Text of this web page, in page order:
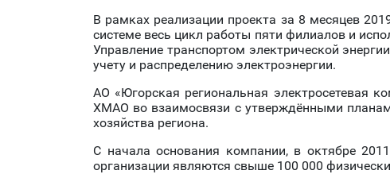
В рамках реализации проекта за 8 месяцев
системе весь цикл работы пяти филиалов и
Управление транспортом электрической
учету и распределению электроэнергии.
АО «Югорская региональная электросетевая
ХМАО во взаимосвязи с утверждёнными
хозяйства региона.
С начала основания компании, в октябре
организации являются свыше 100 000